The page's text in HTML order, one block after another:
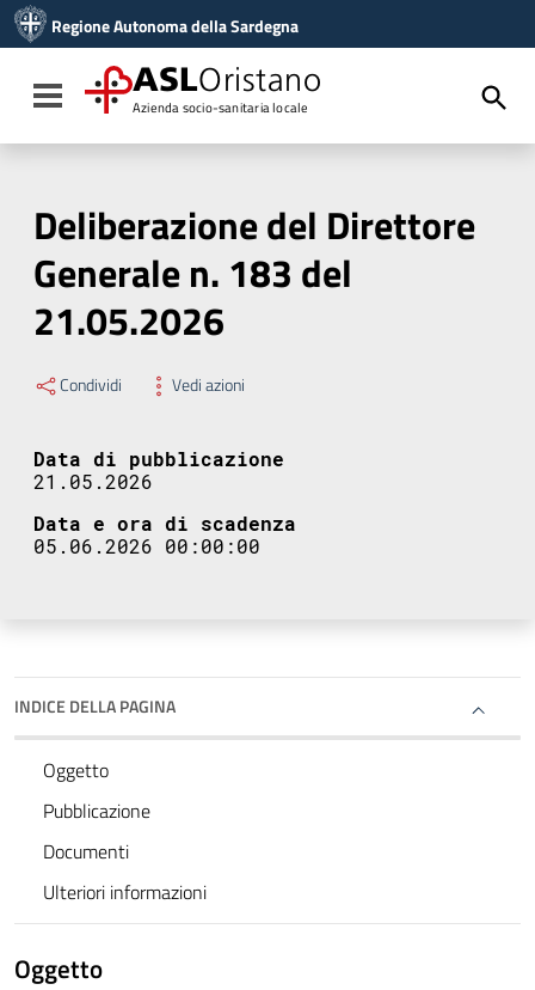
Vai al menu di navigazione
Vai al footer
Regione Autonoma della Sardegna
Toggle navigation
ASLOristano
Azienda socio-sanitaria locale
Deliberazione del Direttore
Generale n. 183 del
21.05.2026
Condividi Vedi azioni
Data di pubblicazione
21.05.2026
Data e ora di scadenza
05.06.2026 00:00:00
INDICE DELLA PAGINA
Oggetto
Pubblicazione
Documenti
Ulteriori informazioni
Oggetto